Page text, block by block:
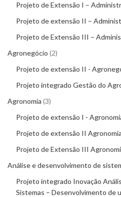
Projeto de Extensão I –
Projeto de extensão II –
Projeto de Extensão III –
Agronegócio 2
Projeto de extensão II -
Projeto integrado Gestão do
Agronomia 3
Projeto de extensão I -
Projeto de extensão II Agronomia
Projeto de Extensão III
Análise e desenvolvimento de
Projeto integrado Inovação
Sistemas – Desenvolvimento de